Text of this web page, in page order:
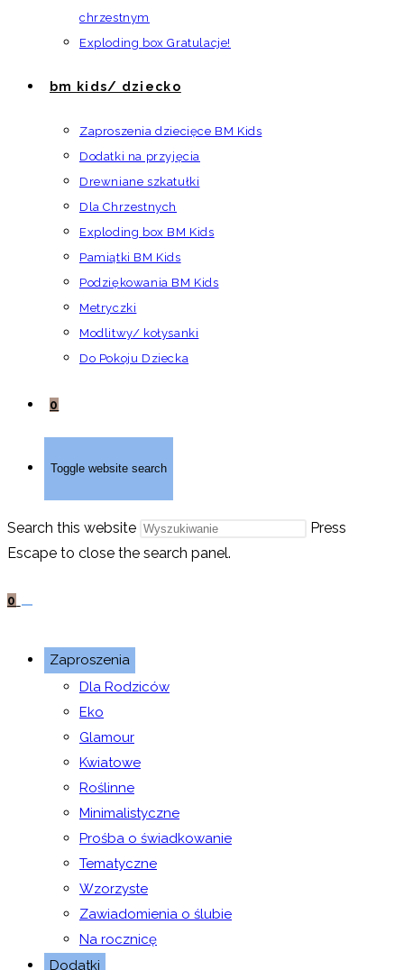
chrzestnym
Exploding box Gratulacje!
bm kids/ dziecko
Zaproszenia dziecięce BM Kids
Dodatki na przyjęcia
Drewniane szkatułki
Dla Chrzestnych
Exploding box BM Kids
Pamiątki BM Kids
Podziękowania BM Kids
Metryczki
Modlitwy/ kołysanki
Do Pokoju Dziecka
0
Toggle website search
Search this website
Press
Escape to close the search panel.
0
Zaproszenia
Dla Rodziców
Eko
Glamour
Kwiatowe
Roślinne
Minimalistyczne
Prośba o świadkowanie
Tematyczne
Wzorzyste
Zawiadomienia o ślubie
Na rocznicę
Dodatki